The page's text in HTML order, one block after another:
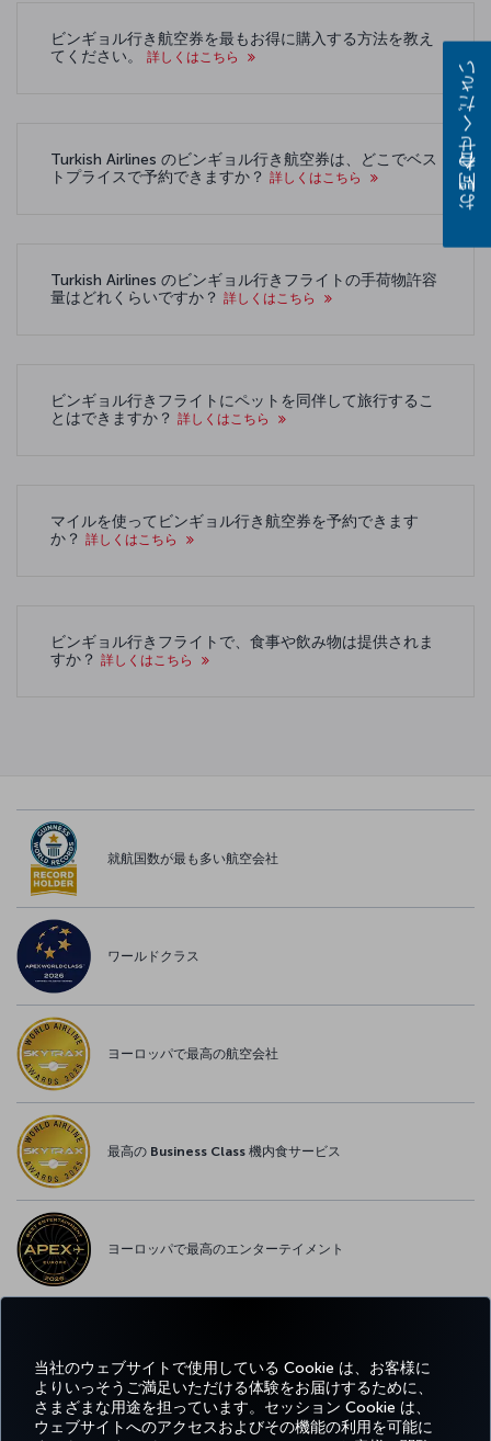
当社のウェブサイトで使用している Cookie は、お客様に
よりいっそうご満足いただける体験をお届けするために、
さまざまな用途を担っています。セッション Cookie は、
ウェブサイトへのアクセスおよびその機能の利用を可能に
ビンギョル行き航空券を最もお得に購入する方法を教え
てください。 詳しくはこちら
Turkish Airlines のビンギョル行き航空券は、どこでベス
トプライスで予約できますか？ 詳しくはこちら
Turkish Airlines のビンギョル行きフライトの手荷物許容
量はどれくらいですか？ 詳しくはこちら
ビンギョル行きフライトにペットを同伴して旅行するこ
とはできますか？ 詳しくはこちら
マイルを使ってビンギョル行き航空券を予約できます
か？ 詳しくはこちら
ビンギョル行きフライトで、食事や飲み物は提供されま
すか？ 詳しくはこちら
就航国数が最も多い航空会社
ワールドクラス
ヨーロッパで最高の航空会社
最高の Business Class 機内食サービス
ヨーロッパで最高のエンターテイメント
お問い合わせください